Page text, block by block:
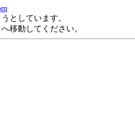
としています。
移動してください。